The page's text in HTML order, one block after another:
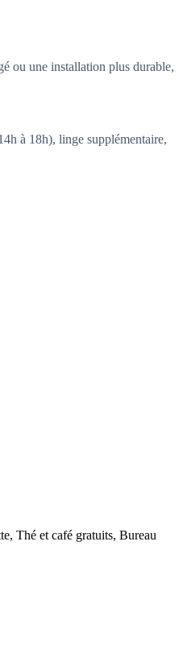
ou une installation plus durable,
à 18h), linge supplémentaire,
, Thé et café gratuits, Bureau